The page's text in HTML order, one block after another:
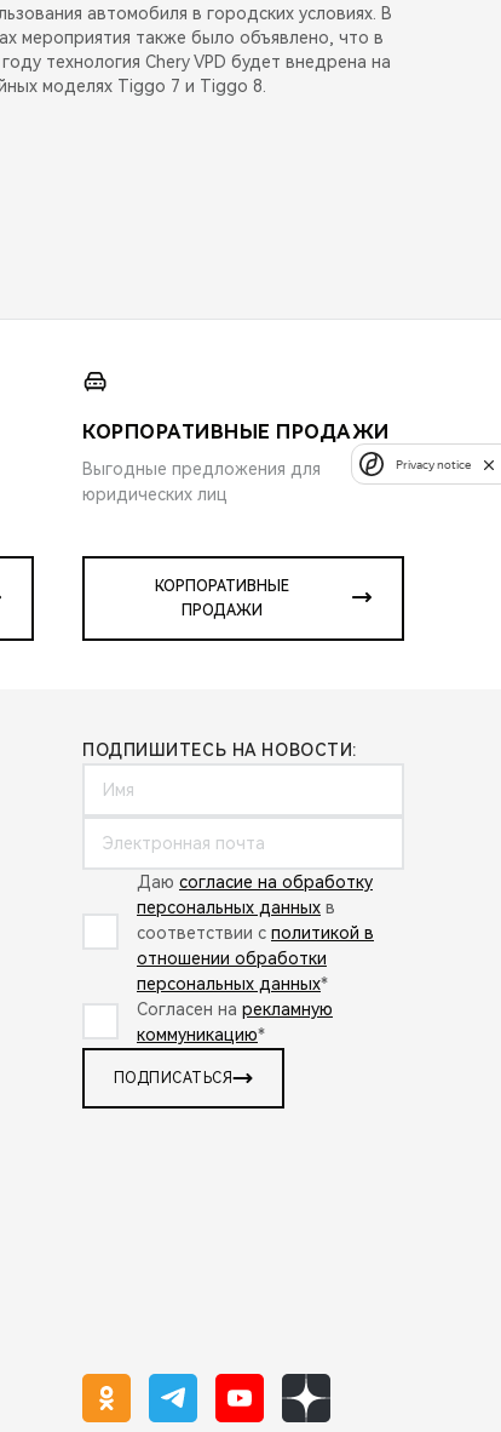
автомобиля в городских условиях. В
мероприятия также было объявлено, что в
технология Chery VPD будет внедрена на
моделях Tiggo 7 и Tiggo 8.
КОРПОРАТИВНЫЕ ПРОДАЖИ
Выгодные предложения для
юридических лиц
КОРПОРАТИВНЫЕ
ПРОДАЖИ
ПОДПИШИТЕСЬ НА НОВОСТИ:
Даю согласие на обработку
персональных данных в
соответствии с политикой в
отношении обработки
персональных данных*
Согласен на рекламную
коммуникацию*
ПОДПИСАТЬСЯ
Privacy notice